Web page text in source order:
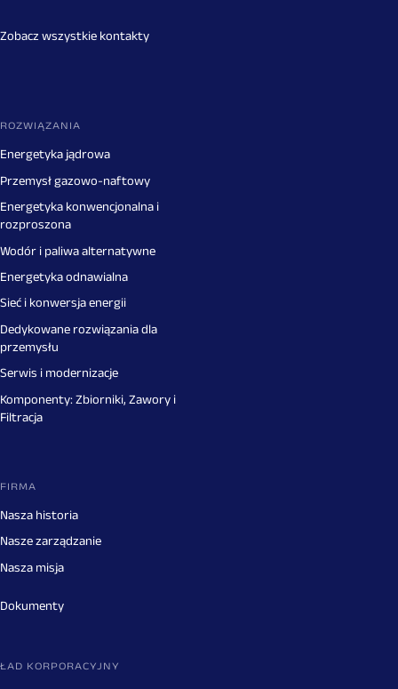
Zobacz wszystkie kontakty
ROZWIĄZANIA
Energetyka jądrowa
Przemysł gazowo-naftowy
Energetyka konwencjonalna i
rozproszona
Wodór i paliwa alternatywne
Energetyka odnawialna
Sieć i konwersja energii
Dedykowane rozwiązania dla
przemysłu
Serwis i modernizacje
Komponenty: Zbiorniki, Zawory i
Filtracja
FIRMA
Nasza historia
Nasze zarządzanie
Nasza misja
Dokumenty
ŁAD KORPORACYJNY